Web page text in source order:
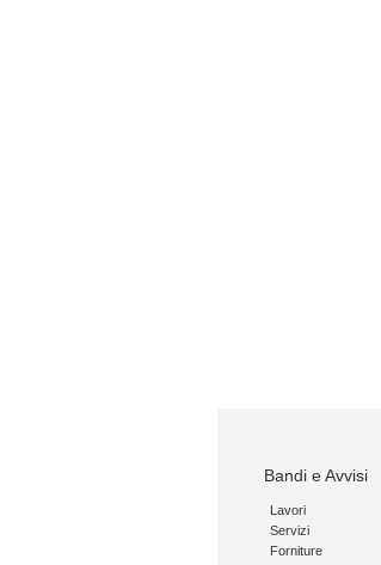
Bandi e Avvisi
Lavori
Servizi
Forniture